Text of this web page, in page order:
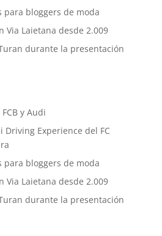
para bloggers de moda
Via Laietana desde 2.009
durante la presentación
y Audi
Driving Experience del FC
para bloggers de moda
Via Laietana desde 2.009
durante la presentación